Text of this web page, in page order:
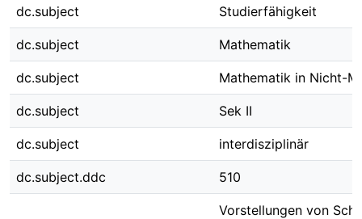
dc.subject Studierfähigkeit
dc.subject Mathematik
dc.subject Mathematik in Nicht-
dc.subject Sek II
dc.subject interdisziplinär
dc.subject.ddc 510
Vorstellungen von